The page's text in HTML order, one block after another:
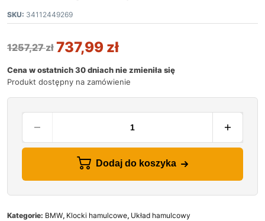
SKU: 34112449269
1257,27zł 737,99 zł
Cena w ostatnich 30 dniach nie zmieniła się
Produkt dostępny na zamówienie
Dodaj do koszyka
Kategorie: BMW, Klocki hamulcowe, Układ hamulcowy